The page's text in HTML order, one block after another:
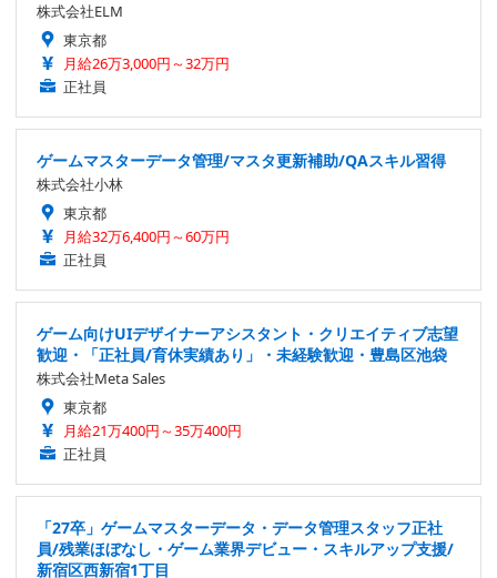
株式会社ELM
東京都
月給26万3,000円～32万円
正社員
ゲームマスターデータ管理/マスタ更新補助/QAスキル習得
株式会社小林
東京都
月給32万6,400円～60万円
正社員
ゲーム向けUIデザイナーアシスタント・クリエイティブ志望
歓迎・「正社員/育休実績あり」・未経験歓迎・豊島区池袋
株式会社Meta Sales
東京都
月給21万400円～35万400円
正社員
「27卒」ゲームマスターデータ・データ管理スタッフ正社
員/残業ほぼなし・ゲーム業界デビュー・スキルアップ支援/
新宿区西新宿1丁目